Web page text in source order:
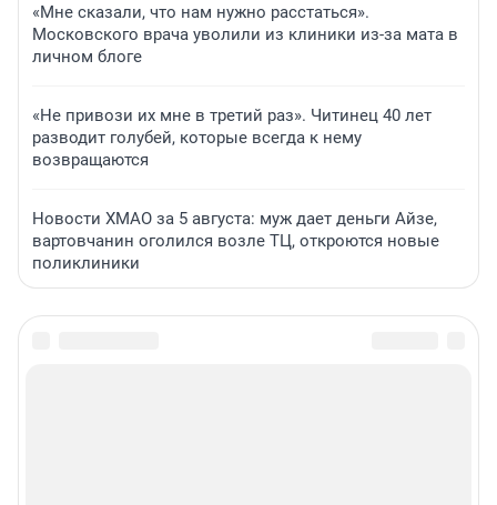
«Мне сказали, что нам нужно расстаться».
Московского врача уволили из клиники из-за мата в
личном блоге
«Не привози их мне в третий раз». Читинец 40 лет
разводит голубей, которые всегда к нему
возвращаются
Новости ХМАО за 5 августа: муж дает деньги Айзе,
вартовчанин оголился возле ТЦ, откроются новые
поликлиники